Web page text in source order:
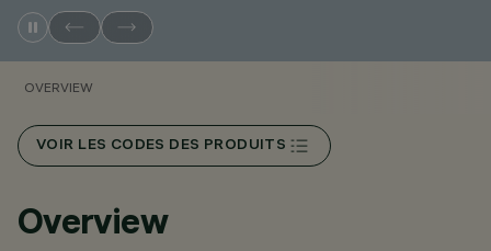
OVERVIEW
VOIR LES CODES DES PRODUITS
Overview